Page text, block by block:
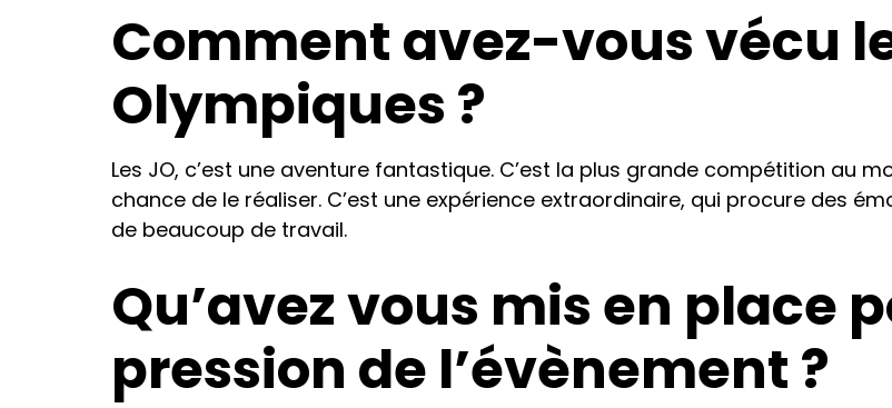
Comment avez-vous vécu
Olympiques ?
Les JO, c’est une aventure fantastique. C’est la plus grande compétition au
chance de le réaliser. C’est une expérience extraordinaire, qui procure des
de beaucoup de travail.
Qu’avez vous mis en place
pression de l’évènement ?